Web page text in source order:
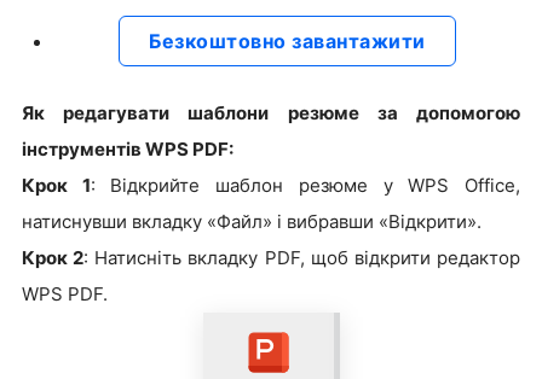
Безкоштовно завантажити
Як редагувати шаблони резюме за допомогою
інструментів WPS PDF:
Крок 1: Відкрийте шаблон резюме у WPS Office,
натиснувши вкладку «Файл» і вибравши «Відкрити».
Крок 2: Натисніть вкладку PDF, щоб відкрити редактор
WPS PDF.